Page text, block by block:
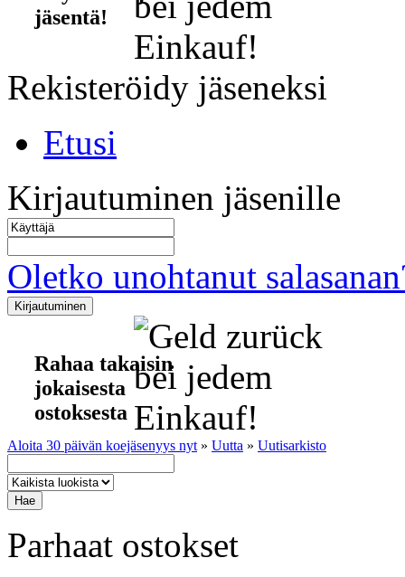
jäsentä!
Rekisteröidy jäseneksi
Etusi
Kirjautuminen jäsenille
Oletko unohtanut
Rahaa takaisin
jokaisesta
ostoksesta
Aloita 30 päivän koejäsenyys nyt » Uutta » Uutisarkisto
Parhaat ostokset